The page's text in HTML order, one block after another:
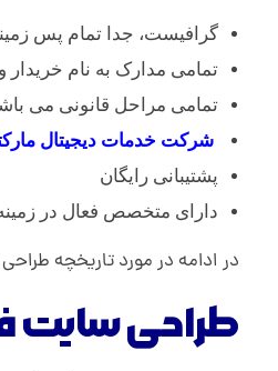
گرافیست، جدا تمام پس
تمامی مدارک به نام
تمامی مراحل قانونی می
شرکت خدمات دیجیتال
پشتیبانی رایگان
دارای متخصص فعال در
در ادامه در مورد تاریخچه
طراحی سایت